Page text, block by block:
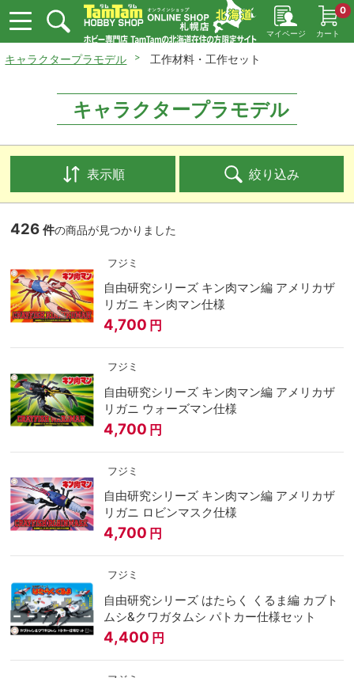
マイページ カート
0
キャラクタープラモデル 工作材料・工作セット
キャラクタープラモデル
表示順 絞り込み
426 件の商品が見つかりました
フジミ
自由研究シリーズ キン肉マン編 アメリカザ
リガニ キン肉マン仕様
4,700 円
フジミ
自由研究シリーズ キン肉マン編 アメリカザ
リガニ ウォーズマン仕様
4,700 円
フジミ
自由研究シリーズ キン肉マン編 アメリカザ
リガニ ロビンマスク仕様
4,700 円
フジミ
自由研究シリーズ はたらく くるま編 カブト
ムシ&クワガタムシ パトカー仕様セット
4,400 円